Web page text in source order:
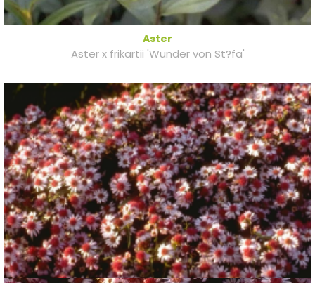
Aster
Aster x frikartii 'Wunder von St?fa'